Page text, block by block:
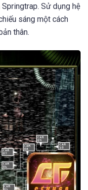
Sử dụng hệ
sáng một cách
thân.